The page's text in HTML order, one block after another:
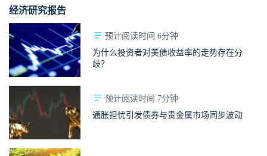
经济研究报告
预计阅读时间 6分钟
为什么投资者对美债收益率的走势存在分
歧？
预计阅读时间 7分钟
通胀担忧引发债券与贵金属市场同步波动